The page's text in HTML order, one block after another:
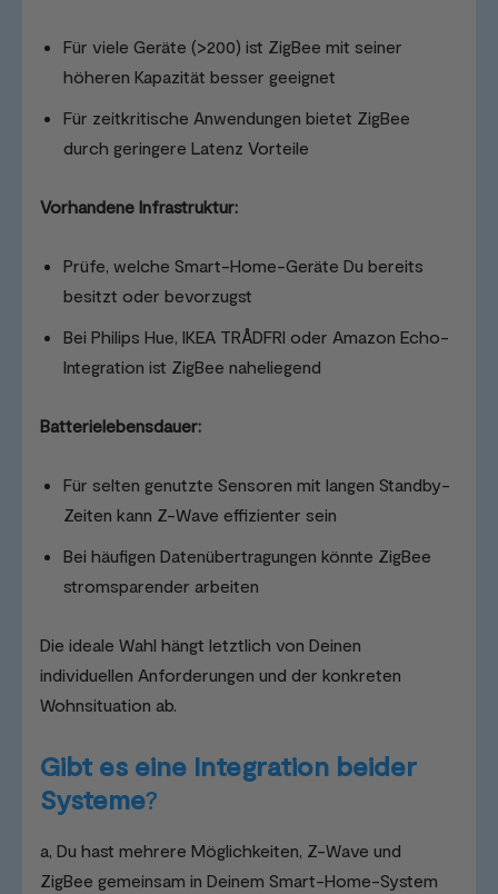
Für viele Geräte (>200) ist ZigBee mit seiner
höheren Kapazität besser geeignet
Für zeitkritische Anwendungen bietet ZigBee
durch geringere Latenz Vorteile
Vorhandene Infrastruktur:
Prüfe, welche Smart-Home-Geräte Du bereits
besitzt oder bevorzugst
Bei Philips Hue, IKEA TRÅDFRI oder Amazon Echo-
Integration ist ZigBee naheliegend
Batterielebensdauer:
Für selten genutzte Sensoren mit langen Standby-
Zeiten kann Z-Wave effizienter sein
Bei häufigen Datenübertragungen könnte ZigBee
stromsparender arbeiten
Die ideale Wahl hängt letztlich von Deinen
individuellen Anforderungen und der konkreten
Wohnsituation ab.
Gibt es eine Integration beider
Systeme?
a, Du hast mehrere Möglichkeiten, Z-Wave und
ZigBee gemeinsam in Deinem Smart-Home-System